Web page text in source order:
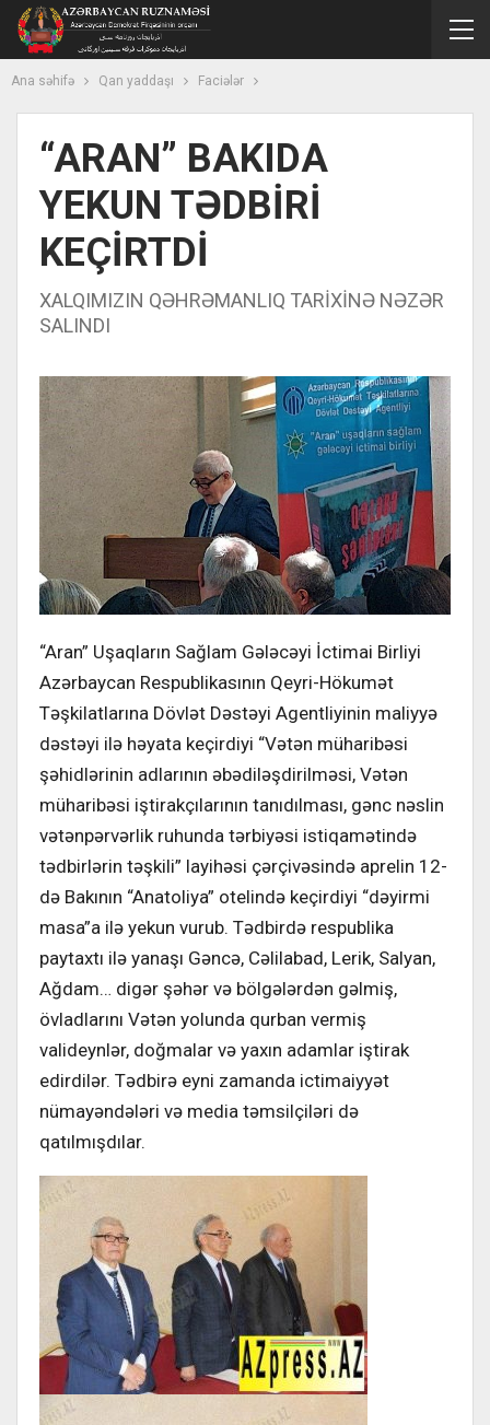
Ana səhifə Qan yaddaşı Faciələr
“ARAN” BAKIDA
YEKUN TƏDBİRİ
KEÇİRTDİ
XALQIMIZIN QƏHRƏMANLIQ TARİXİNƏ NƏZƏR
SALINDI
“Aran” Uşaqların Sağlam Gələcəyi İctimai Birliyi
Azərbaycan Respublikasının Qeyri-Hökumət
Təşkilatlarına Dövlət Dəstəyi Agentliyinin maliyyə
dəstəyi ilə həyata keçirdiyi “Vətən müharibəsi
şəhidlərinin adlarının əbədiləşdirilməsi, Vətən
müharibəsi iştirakçılarının tanıdılması, gənc nəslin
vətənpərvərlik ruhunda tərbiyəsi istiqamətində
tədbirlərin təşkili” layihəsi çərçivəsində aprelin 12-
də Bakının “Anatoliya” otelində keçirdiyi “dəyirmi
masa”a ilə yekun vurub. Tədbirdə respublika
paytaxtı ilə yanaşı Gəncə, Cəlilabad, Lerik, Salyan,
Ağdam… digər şəhər və bölgələrdən gəlmiş,
övladlarını Vətən yolunda qurban vermiş
valideynlər, doğmalar və yaxın adamlar iştirak
edirdilər. Tədbirə eyni zamanda ictimaiyyət
nümayəndələri və media təmsilçiləri də
qatılmışdılar.